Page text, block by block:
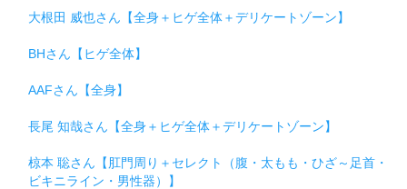
大根田 威也さん【全身＋ヒゲ全体＋デリケートゾーン】
BHさん【ヒゲ全体】
AAFさん【全身】
長尾 知哉さん【全身＋ヒゲ全体＋デリケートゾーン】
椋本 聡さん【肛門周り＋セレクト（腹・太もも・ひざ～足首・
ビキニライン・男性器）】